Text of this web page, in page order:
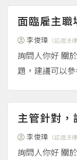
面臨雇主職
李俊璋 （認證法
詢問人你好 關
題，建議可以
機關洽詢。（
主管針對
李俊璋 （認證法
詢問人你好 關